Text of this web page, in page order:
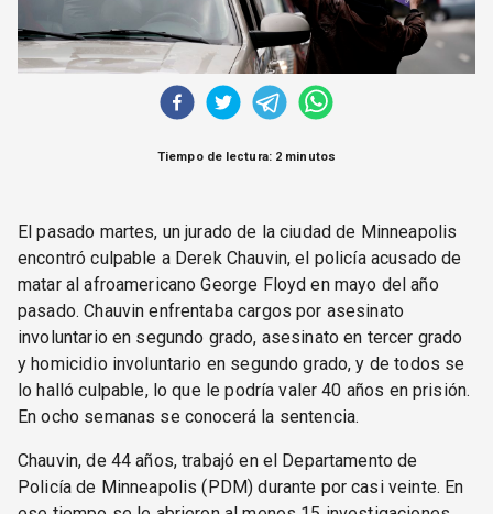
Tiempo de lectura: 2 minutos
El pasado martes, un jurado de la ciudad de Minneapolis
encontró culpable a Derek Chauvin, el policía acusado de
matar al afroamericano George Floyd en mayo del año
pasado. Chauvin enfrentaba cargos por asesinato
involuntario en segundo grado, asesinato en tercer grado
y homicidio involuntario en segundo grado, y de todos se
lo halló culpable, lo que le podría valer 40 años en prisión.
En ocho semanas se conocerá la sentencia.
Chauvin, de 44 años, trabajó en el Departamento de
Policía de Minneapolis (PDM) durante por casi veinte. En